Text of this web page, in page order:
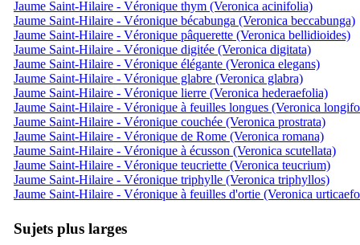
Jaume Saint-Hilaire - Véronique thym (Veronica acinifolia)
Jaume Saint-Hilaire - Véronique bécabunga (Veronica beccabunga)
Jaume Saint-Hilaire - Véronique pâquerette (Veronica bellidioides)
Jaume Saint-Hilaire - Véronique digitée (Veronica digitata)
Jaume Saint-Hilaire - Véronique élégante (Veronica elegans)
Jaume Saint-Hilaire - Véronique glabre (Veronica glabra)
Jaume Saint-Hilaire - Véronique lierre (Veronica hederaefolia)
Jaume Saint-Hilaire - Véronique à feuilles longues (Veronica
Jaume Saint-Hilaire - Véronique couchée (Veronica prostrata)
Jaume Saint-Hilaire - Véronique de Rome (Veronica romana)
Jaume Saint-Hilaire - Véronique à écusson (Veronica scutellata)
Jaume Saint-Hilaire - Véronique teucriette (Veronica teucrium)
Jaume Saint-Hilaire - Véronique triphylle (Veronica triphyllos)
Jaume Saint-Hilaire - Véronique à feuilles d'ortie (Veronica
Sujets plus larges